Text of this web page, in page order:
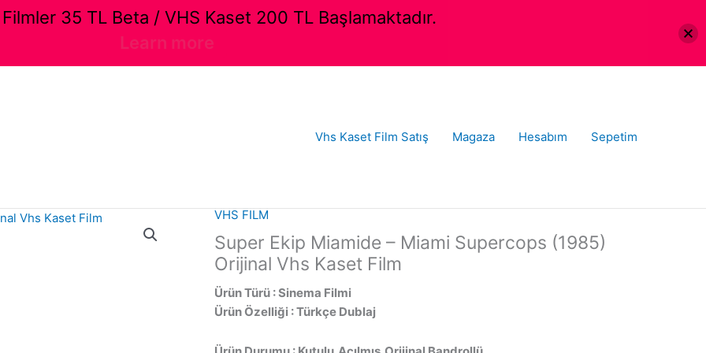
Vhs Kaset Film Satış Magaza Hesabım Sepetim
VHS FILM
Super Ekip Miamide – Miami Supercops (1985)
Orijinal Vhs Kaset Film
Ürün Türü : Sinema Filmi
Ürün Özelliği : Türkçe Dublaj
35 TL Beta / VHS Kaset 200 TL Başlamaktadır.
Learn more